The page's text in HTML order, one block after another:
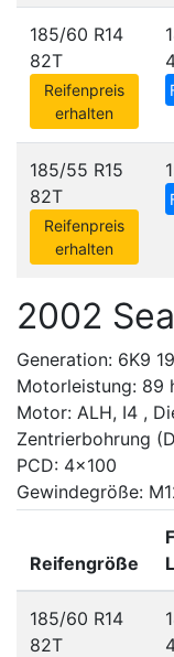
185/60 R14
82T
Reifenpreis
erhalten
185/55 R15
82T
Reifenpreis
erhalten
2002
Generation: 6K9
Motorleistung: 89
Motor: ALH, I4 ,
Zentrierbohrung
PCD: 4x100
Gewindegröße:
Reifengröße
185/60 R14
82T